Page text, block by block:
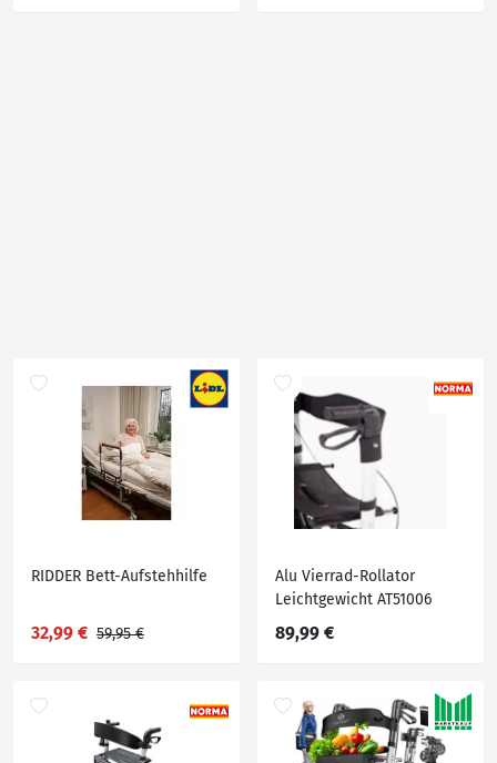
RIDDER Bett-Aufstehhilfe
32,99 € 59,95 €
Alu Vierrad-Rollator
Leichtgewicht AT51006
89,99 €